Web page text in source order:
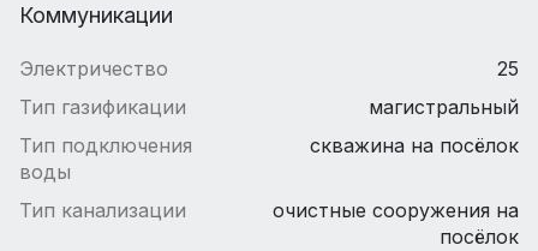
Коммуникации
Электричество
25
Тип газификации
магистральный
Тип подключения
воды
скважина на посёлок
Тип канализации
очистные сооружения на
посёлок